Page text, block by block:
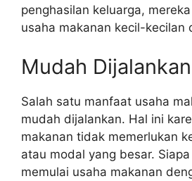
penghasilan keluarga,
usaha makanan kecil-kecilan
Mudah Dijalankan
Salah satu manfaat usaha
mudah dijalankan. Hal ini
makanan tidak memerlukan
atau modal yang besar.
memulai usaha makanan